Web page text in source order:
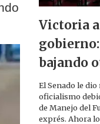
Victoria
bajando
El Senado le
oficialismo
de Manejo del
exprés. Ahora